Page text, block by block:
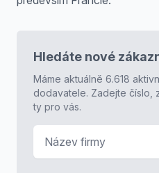
Hledáte nové
Máme aktuálně 6.618
dodavatele. Zadejte číslo,
ty pro vás.